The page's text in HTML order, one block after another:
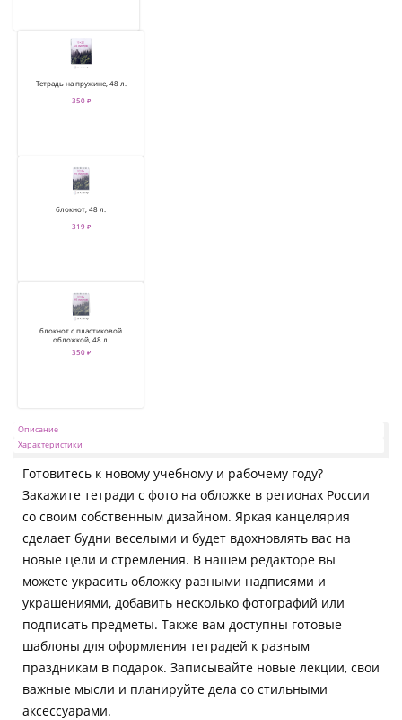
Тетрадь на пружине, 48 л.
350 ₽
блокнот, 48 л.
319 ₽
блокнот с пластиковой
обложкой, 48 л.
350 ₽
Описание
Характеристики
Готовитесь к новому учебному и рабочему году?
Закажите тетради с фото на обложке в регионах России
со своим собственным дизайном. Яркая канцелярия
сделает будни веселыми и будет вдохновлять вас на
новые цели и стремления. В нашем редакторе вы
можете украсить обложку разными надписями и
украшениями, добавить несколько фотографий или
подписать предметы. Также вам доступны готовые
шаблоны для оформления тетрадей к разным
праздникам в подарок. Записывайте новые лекции, свои
важные мысли и планируйте дела со стильными
аксессуарами.